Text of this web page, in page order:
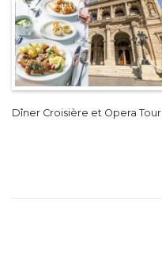
Dîner Croisière et Opera Tour